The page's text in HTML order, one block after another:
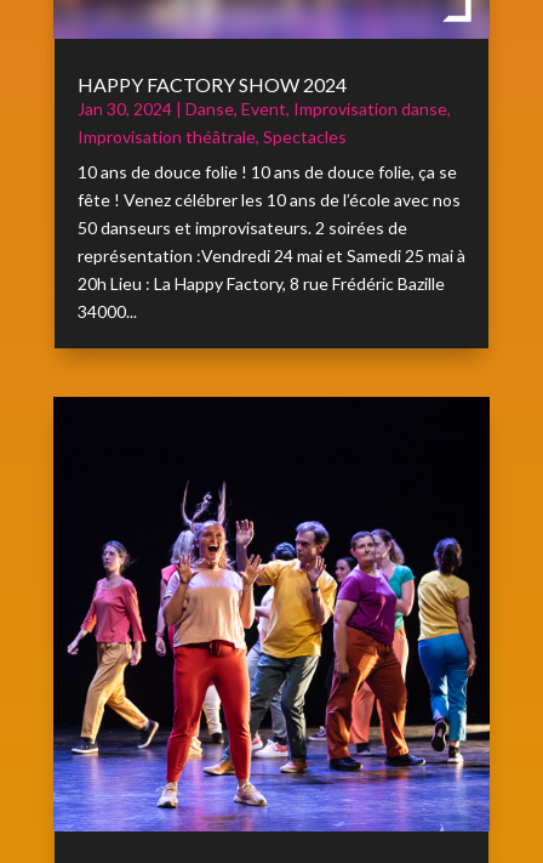
HAPPY FACTORY SHOW 2024
Jan 30, 2024| Danse, Event, Improvisation danse,
Improvisation théâtrale, Spectacles
10 ans de douce folie ! 10 ans de douce folie, ça se
fête ! Venez célébrer les 10 ans de l’école avec nos
50 danseurs et improvisateurs. 2 soirées de
représentation :Vendredi 24 mai et Samedi 25 mai à
20h Lieu : La Happy Factory, 8 rue Frédéric Bazille
34000...